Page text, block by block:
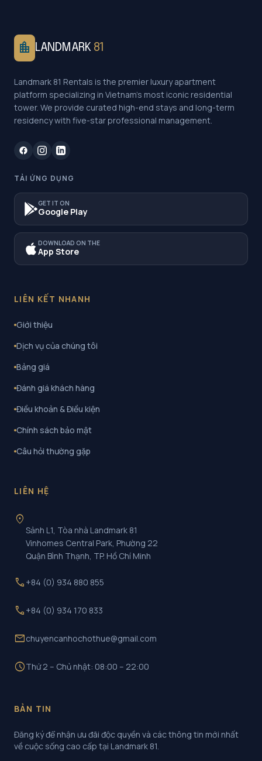
location_city LANDMARK 81
Landmark 81 Rentals is the premier luxury apartment
platform specializing in Vietnam's most iconic residential
tower. We provide curated high-end stays and long-term
residency with five-star professional management.
TẢI ỨNG DỤNG
GET IT ON
Google Play
DOWNLOAD ON THE
App Store
LIÊN KẾT NHANH
Giới thiệu
Dịch vụ của chúng tôi
Bảng giá
Đánh giá khách hàng
Điều khoản & Điều kiện
Chính sách bảo mật
Câu hỏi thường gặp
LIÊN HỆ
location_on
Sảnh L1, Tòa nhà Landmark 81
Vinhomes Central Park, Phường 22
Quận Bình Thạnh, TP. Hồ Chí Minh
call +84 (0) 934 880 855
call +84 (0) 934 170 833
mailchuyencanhochothue@gmail.com
scheduleThứ 2 – Chủ nhật: 08:00 – 22:00
BẢN TIN
Đăng ký để nhận ưu đãi độc quyền và các thông tin mới nhất
về cuộc sống cao cấp tại Landmark 81.